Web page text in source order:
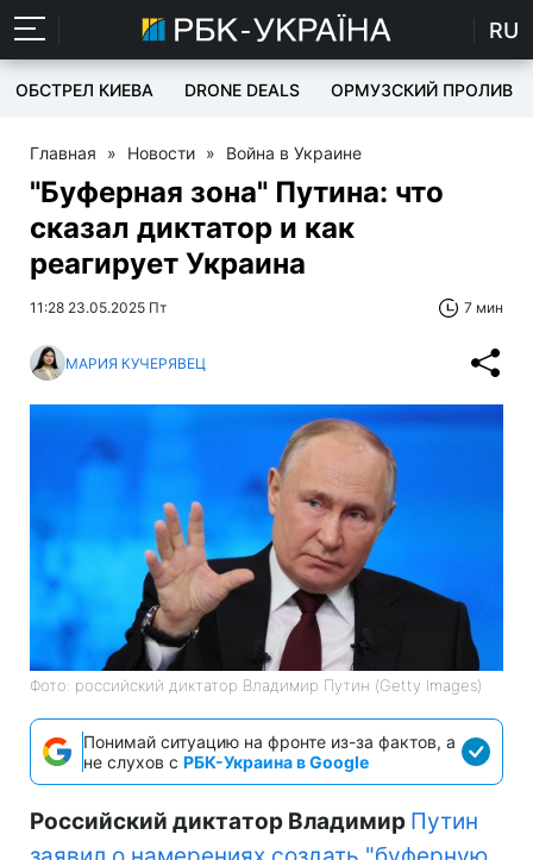
RU
ОБСТРЕЛ КИЕВА DRONE DEALS ОРМУЗСКИЙ ПРОЛИВ
Главная » Новости » Война в Украине
"Буферная зона" Путина: что
сказал диктатор и как
реагирует Украина
11:28 23.05.2025 Пт 7 мин
МАРИЯ КУЧЕРЯВЕЦ
Фото: российский диктатор Владимир Путин (Getty Images)
Понимай ситуацию на фронте из-за фактов, а
не слухов с РБК-Украина в Google
Российский диктатор Владимир Путин